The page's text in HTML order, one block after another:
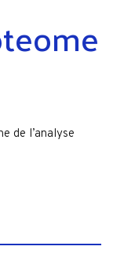
de l’analyse